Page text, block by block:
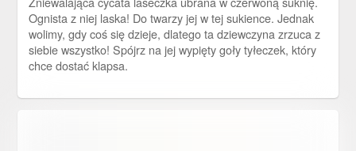
Ognista z niej laska! Do twarzy jej w tej sukience. Jednak
wolimy, gdy coś się dzieje, dlatego ta dziewczyna zrzuca z
siebie wszystko! Spójrz na jej wypięty goły tyłeczek, który
chce dostać klapsa.